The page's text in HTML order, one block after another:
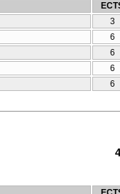
3
6
6
6
6